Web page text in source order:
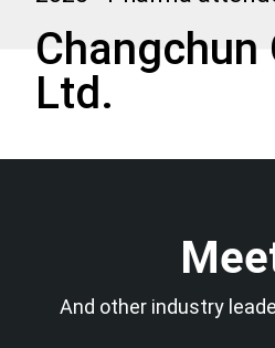
Ltd.
And other industry